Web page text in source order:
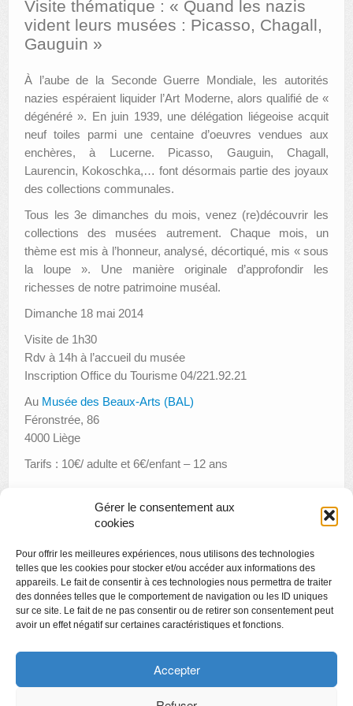
Gérer le consentement aux
cookies
Pour offrir les meilleures expériences, nous utilisons des technologies
telles que les cookies pour stocker et/ou accéder aux informations des
appareils. Le fait de consentir à ces technologies nous permettra de traiter
des données telles que le comportement de navigation ou les ID uniques
sur ce site. Le fait de ne pas consentir ou de retirer son consentement peut
avoir un effet négatif sur certaines caractéristiques et fonctions.
Accepter
AUTRES LIEUX
PUBLICATIONS
LES APPELS À PROJETS
LE PORTAIL DES COLLECTIONS
Visite thématique : « Quand les nazis
vident leurs musées : Picasso, Chagall,
Gauguin »
À l’aube de la Seconde Guerre Mondiale, les autorités
nazies espéraient liquider l’Art Moderne, alors qualifié de «
dégénéré ». En juin 1939, une délégation liégeoise acquit
neuf toiles parmi une centaine d’oeuvres vendues aux
enchères, à Lucerne. Picasso, Gauguin, Chagall,
Laurencin, Kokoschka,… font désormais partie des joyaux
des collections communales.
Tous les 3e dimanches du mois, venez (re)découvrir les
collections des musées autrement. Chaque mois, un
thème est mis à l’honneur, analysé, décortiqué, mis « sous
la loupe ». Une manière originale d’approfondir les
richesses de notre patrimoine muséal.
Dimanche 18 mai 2014
Visite de 1h30
Rdv à 14h à l’accueil du musée
Inscription Office du Tourisme 04/221.92.21
Au Musée des Beaux-Arts (BAL)
Féronstrée, 86
4000 Liège
Tarifs : 10€/ adulte et 6€/enfant – 12 ans
Cinémusée « New York 1943 »
Visite en famille : « Au banquet de nos ancêtres »
Copyright
Politique de confidentialité
Chartes des engagements des opérateurs culturels